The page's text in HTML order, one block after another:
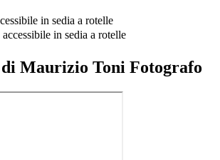
in sedia a rotelle
in sedia a rotelle
di Maurizio Toni Fotografo